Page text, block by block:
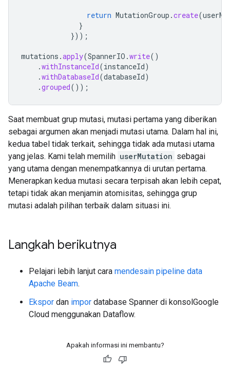
return MutationGroup .create(
}
}));
mutations .apply(SpannerIO .write()
.withInstanceId(instanceId)
.withDatabaseId(databaseId)
.grouped());
Saat membuat grup mutasi, mutasi pertama yang diberikan
sebagai argumen akan menjadi mutasi utama. Dalam hal ini,
kedua tabel tidak terkait, sehingga tidak ada mutasi utama
yang jelas. Kami telah memilih userMutation sebagai
yang utama dengan menempatkannya di urutan pertama.
Menerapkan kedua mutasi secara terpisah akan lebih cepat,
tetapi tidak akan menjamin atomisitas, sehingga grup
mutasi adalah pilihan terbaik dalam situasi ini.
Langkah berikutnya
Pelajari lebih lanjut cara mendesain pipeline data
Apache Beam.
Ekspor dan impor database Spanner di konsolGoogle
Cloud menggunakan Dataflow.
Apakah informasi ini membantu?